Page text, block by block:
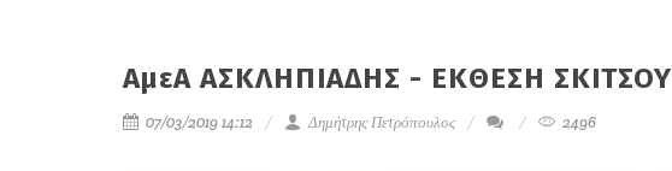
ΑμεΑ ΑΣΚΛΗΠΙΑΔΗΣ - ΕΚΘΕΣΗ ΣΚΙΤΣΟΥ
07/03/2019 14:12 Δημήτρης Πετρόπουλος 2496